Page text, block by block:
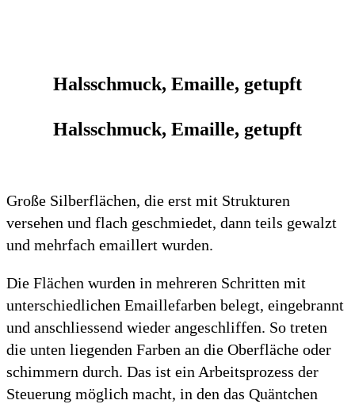
Halsschmuck, Emaille, getupft
Halsschmuck, Emaille, getupft
Große Silberflächen, die erst mit Strukturen
versehen und flach geschmiedet, dann teils gewalzt
und mehrfach emaillert wurden.
Die Flächen wurden in mehreren Schritten mit
unterschiedlichen Emaillefarben belegt, eingebrannt
und anschliessend wieder angeschliffen. So treten
die unten liegenden Farben an die Oberfläche oder
schimmern durch. Das ist ein Arbeitsprozess der
Steuerung möglich macht, in den das Quäntchen